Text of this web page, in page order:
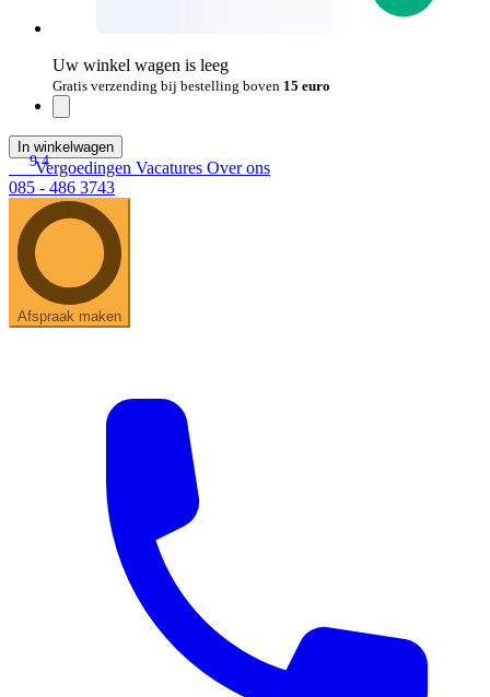
Uw winkel wagen is leeg
Gratis verzending bij bestelling boven 15 euro
In winkelwagen
9.4
Vergoedingen Vacatures Over ons
085 - 486 3743
Afspraak maken